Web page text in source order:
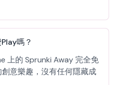
嗎？
上的 Sprunki Away 完全免
意樂趣，沒有任何隱藏成